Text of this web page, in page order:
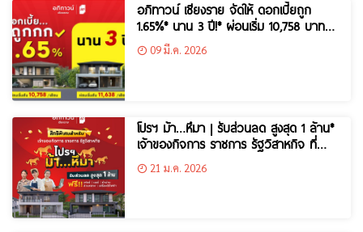
อภิทาวน์ เชียงราย จัดให้ ดอกเบี้ยถูก
1.65%* นาน 3 ปี!* ผ่อนเริ่ม 10,758 บาท/
เดือน*
09 มี.ค. 2026
โปรฯ ม้า…หึมา | รับส่วนลด สูงสุด 1 ล้าน*
เจ้าของกิจการ ราชการ รัฐวิสาหกิจ ที่
“อภิทาวน์ เชียงราย”
21 ม.ค. 2026